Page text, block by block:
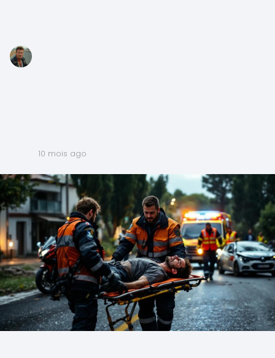
10 mois ago